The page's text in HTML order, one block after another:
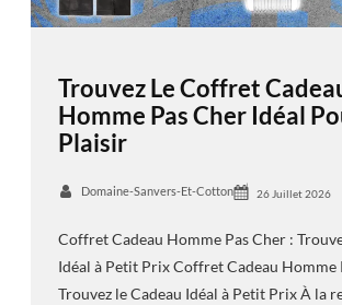
Trouvez Le Coffret
Homme Pas Cher Idéal
Plaisir
Domaine-Sanvers-Et-Cotton 26 Juillet 2026
Coffret Cadeau Homme Pas Cher :
Idéal à Petit Prix Coffret Cadeau Homme
Trouvez le Cadeau Idéal à Petit Prix À la